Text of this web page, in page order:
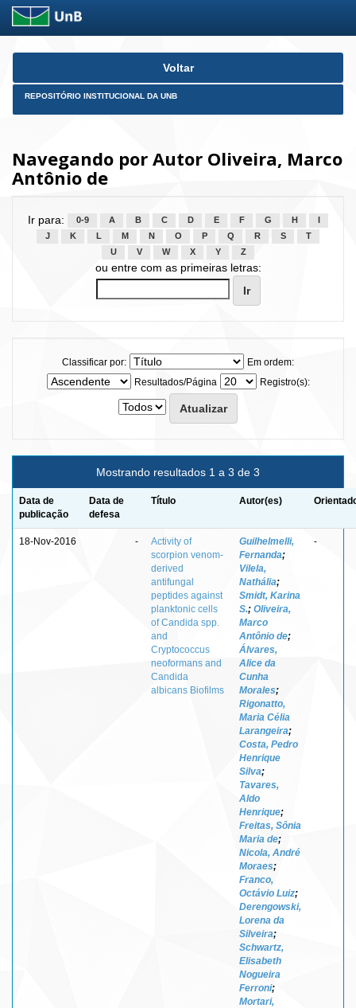
Skip
Voltar
REPOSITÓRIO INSTITUCIONAL DA UNB
Navegando por Autor Oliveira, Marco
Antônio de
Ir para: 0-9 A B C D E F G H
J
K L M N O P Q R S
T
U
V W X Y Z
ou entre com as primeiras letras:
Classificar por:
Em ordem:
Resultados/Página
Registro(s):
Mostrando resultados 1 a 3 de 3
Data de
publicação
Data de
defesa
Título Autor(es)
18-Nov-2016 -
Activity of
scorpion venom-
derived
antifungal
peptides against
planktonic cells
of Candida spp.
and
Cryptococcus
neoformans and
Candida
albicans Biofilms
Guilhelmelli,
Fernanda;
Vilela,
Nathália;
Smidt, Karina
S.; Oliveira,
Marco
Antônio de;
Álvares,
Alice da
Cunha
Morales;
Rigonatto,
Maria Célia
Larangeira;
Costa, Pedro
Henrique
Silva;
Tavares,
Aldo
Henrique;
Freitas, Sônia
Maria de;
Nicola, André
Moraes;
Franco,
Octávio Luiz;
Derengowski,
Lorena da
Silveira;
Schwartz,
Elisabeth
Nogueira
Ferroni;
Mortari,
-